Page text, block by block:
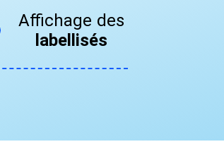
Affichage des
labellisés